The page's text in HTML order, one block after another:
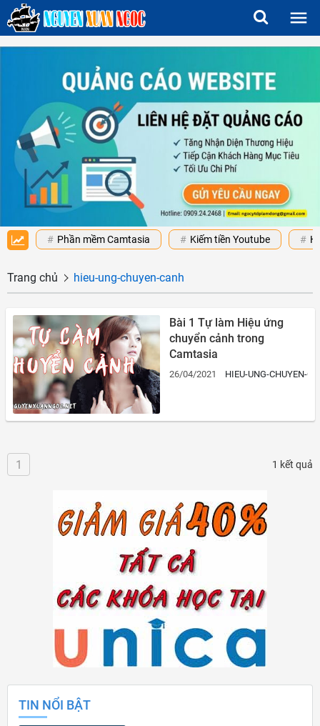
Phần mềm Camtasia Kiếm tiền Youtube
Trang chủ hieu-ung-chuyen-canh
Bài 1 Tự làm Hiệu ứng
chuyển cảnh trong
Camtasia
26/04/2021 HIEU-UNG-CHUYEN-
1 1 kết quả
TIN NỔI BẬT